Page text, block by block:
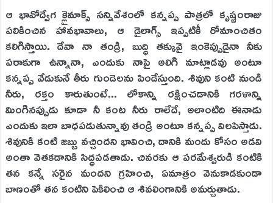
ఆ భావోద్వేగ క్లైమాక్స్ సన్నివేశంలో కన్నప్ప పాత్రలో కృష్ణంరాజు
పలికించిన హావభావాలు, ఆ డైలాగ్స్ ఇప్పటికీ రోమాంచితం
కలిగిస్తాయి. దేవా నా తండ్రి, బుద్ధి తక్కువై ఇంకెప్పుడైనా నీకు
పరాకుగా ఉన్నానా, ఎందుకు నాపై అలిగి మాట్లాడవు అంటూ
కన్నప్ప వేడుకునే తీరు గుండెలను పిండేస్తుంది. శివుని కంటి నుండి
నీరు, రక్తం కారుతుంటే... లోకాన్ని రక్షించడానికి గరళాన్ని
మింగినప్పుడు కూడా నీ కంట నీరు రాలేదే, అలాంటిది ఈనాడు
ఎందుకు ఇలా బాధపడుతున్నావు తండ్రి అంటూ కన్నప్ప విలపిస్తాడు.
శివునికి కంటి జబ్బు వచ్చిందని భావించి, దానికి మందు కోసం అడవి
అంతా వెతకడానికి సిద్ధపడతాడు. చివరకు ఆ పరమేశ్వరుడి కంటికి
తన కన్నే సరైన మందని గ్రహించి, ఏమాత్రం వెనుకాడకుండా
బాణంతో తన కంటిని పెకిలించి ఆ శివలింగానికి అమర్చుతాడు.